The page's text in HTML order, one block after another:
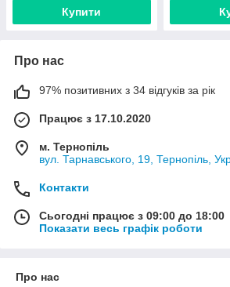
Купити
Про нас
97% позитивних з 34 відгуків за рік
Працює з 17.10.2020
м. Тернопіль
вул. Тарнавського, 19, Тернопіль,
Контакти
Сьогодні працює з 09:00 до 18:00
Показати весь графік роботи
Про нас